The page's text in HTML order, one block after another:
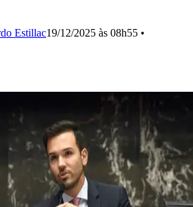
Estillac19/12/2025 às 08h55 •